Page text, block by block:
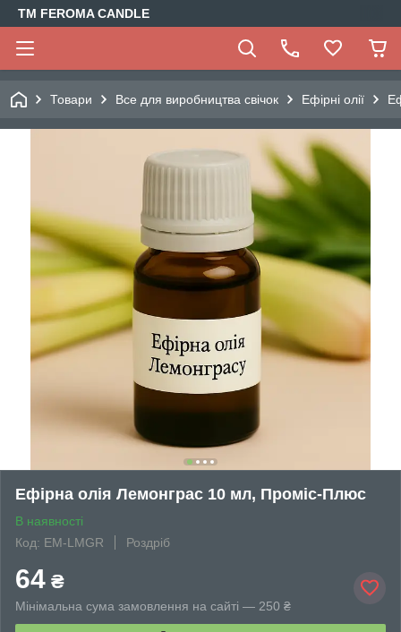
TM FEROMA CANDLE
Товари Все для виробництва свічок Ефірні олії
Ефірна олія Лемонграс 10 мл, Проміс-Плюс
В наявності
Код: EM-LMGR
Роздріб
64 ₴
Мінімальна сума замовлення на сайті — 250 ₴